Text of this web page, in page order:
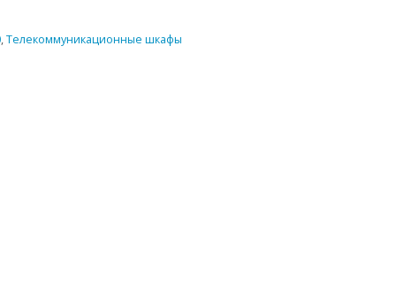
,Телекоммуникационные шкафы